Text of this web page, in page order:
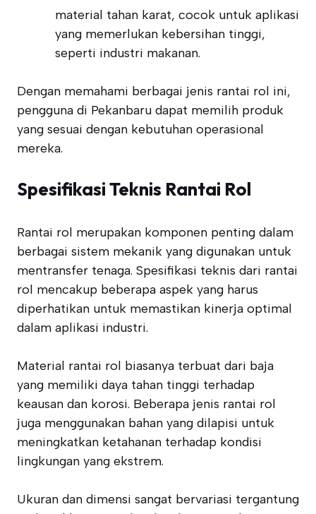
material tahan karat, cocok untuk aplikasi
yang memerlukan kebersihan tinggi,
seperti industri makanan.
Dengan memahami berbagai jenis rantai rol ini,
pengguna di Pekanbaru dapat memilih produk
yang sesuai dengan kebutuhan operasional
mereka.
Spesifikasi Teknis Rantai Rol
Rantai rol merupakan komponen penting dalam
berbagai sistem mekanik yang digunakan untuk
mentransfer tenaga. Spesifikasi teknis dari rantai
rol mencakup beberapa aspek yang harus
diperhatikan untuk memastikan kinerja optimal
dalam aplikasi industri.
Material rantai rol biasanya terbuat dari baja
yang memiliki daya tahan tinggi terhadap
keausan dan korosi. Beberapa jenis rantai rol
juga menggunakan bahan yang dilapisi untuk
meningkatkan ketahanan terhadap kondisi
lingkungan yang ekstrem.
Ukuran dan dimensi sangat bervariasi tergantung